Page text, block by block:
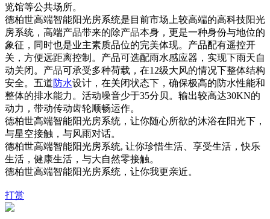
览馆等公共场所。
德柏世高端智能阳光房系统是目前市场上较高端的高科技阳光
房系统，高端产品带来的除产品本身，更是一种身份与地位的
象征，同时也是业主素质品位的完美体现。产品配有遥控开
关，方便远距离控制。产品可选配雨水感应器，实现下雨天自
动关闭。产品可承受多种荷载，在12级大风的情况下整体结构
安全。五道防水设计，在关闭状态下，确保极高的防水性能和
整体的排水能力。活动噪音少于35分贝。输出较高达30KN的
动力，带动传动齿轮顺畅运作。
德柏世高端智能阳光房系统，让你随心所欲的沐浴在阳光下，
与星空接触，与风雨对话。
德柏世高端智能阳光房系统, 让你珍惜生活、享受生活，快乐
生活，健康生活，与大自然零接触。
德柏世高端智能阳光房系统，让你我更亲近。
打赏